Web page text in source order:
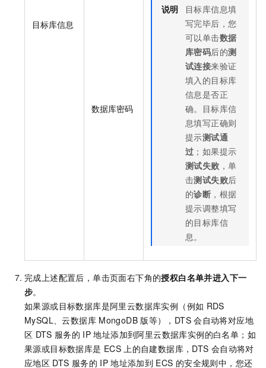
目标库信息
数据库密码
说明
目标库信息填
写完毕后，您
可以单击数据
库密码后的测
试连接来验证
填入的目标库
信息是否正
确。目标库信
息填写正确则
提示测试通
过 ；如果提示
测试失败 ，单
击测试失败后
的诊断 ，根据
提示调整填写
的目标库信
息。
完成上述配置后，单击页面右下角的授权白名单并进入下一
步。
如果源或目标数据库是阿里云数据库实例（例如 RDS
MySQL、云数据库 MongoDB 版等），DTS 会自动将对应地
区 DTS 服务的 IP 地址添加到阿里云数据库实例的白名单；如
果源或目标数据库是 ECS 上的自建数据库，DTS 会自动将对
应地区 DTS 服务的 IP 地址添加到 ECS 的安全规则中，您还